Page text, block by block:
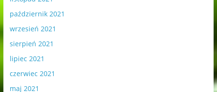
październik 2021
wrzesień 2021
sierpień 2021
lipiec 2021
czerwiec 2021
maj 2021